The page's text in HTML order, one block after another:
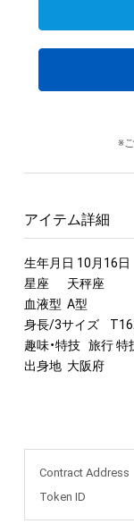
※
アイテム詳細
生年月日 10月16日
星座	天秤座
血液型	A型
身長/3サイズ	T162cm/B80cm/W58cm/H83cm
趣味・特技	旅行 特技 メイク／猫をなつかせる
出身地	大阪府
Contract Address
Token ID